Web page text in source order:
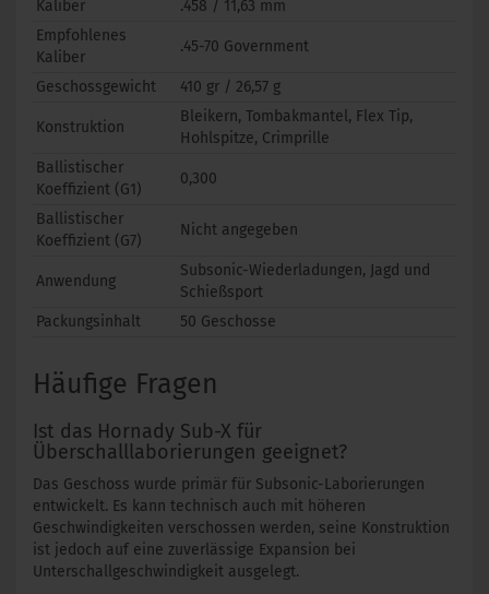
Kaliber
.458 / 11,63 mm
Empfohlenes
Kaliber
.45-70 Government
Geschossgewicht 410 gr / 26,57 g
Konstruktion
Bleikern, Tombakmantel, Flex Tip,
Hohlspitze, Crimprille
Ballistischer
Koeffizient (G1)
0,300
Ballistischer
Koeffizient (G7)
Nicht angegeben
Anwendung
Subsonic-Wiederladungen, Jagd und
Schießsport
Packungsinhalt
50 Geschosse
Häufige Fragen
Ist das Hornady Sub-X für
Überschalllaborierungen geeignet?
Das Geschoss wurde primär für Subsonic-Laborierungen
entwickelt. Es kann technisch auch mit höheren
Geschwindigkeiten verschossen werden, seine Konstruktion
ist jedoch auf eine zuverlässige Expansion bei
Unterschallgeschwindigkeit ausgelegt.